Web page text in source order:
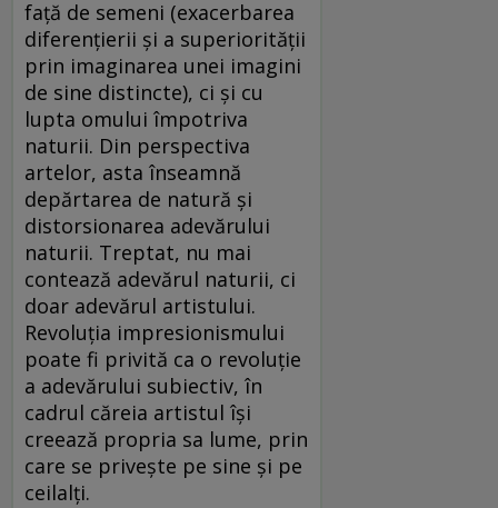
față de semeni (exacerbarea
diferențierii și a superiorității
prin imaginarea unei imagini
de sine distincte), ci și cu
lupta omului împotriva
naturii. Din perspectiva
artelor, asta înseamnă
depărtarea de natură și
distorsionarea adevărului
naturii. Treptat, nu mai
contează adevărul naturii, ci
doar adevărul artistului.
Revoluția impresionismului
poate fi privită ca o revoluție
a adevărului subiectiv, în
cadrul căreia artistul își
creează propria sa lume, prin
care se privește pe sine și pe
ceilalți.